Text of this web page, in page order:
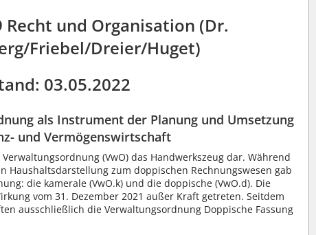
Recht und Organisation (Dr.
Friebel/Dreier/Huget)
03.05.2022
als Instrument der Planung und Umsetzung
und Vermögenswirtschaft
(VwO) das Handwerkszeug dar. Während
Haushaltsdarstellung zum doppischen Rechnungswesen gab
die kamerale (VwO.k) und die doppische (VwO.d). Die
vom 31. Dezember 2021 außer Kraft getreten. Seitdem
ausschließlich die Verwaltungsordnung Doppische Fassung